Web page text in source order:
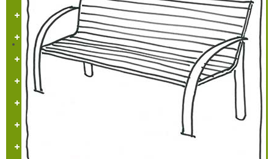
Führungen in der Schloss-Stadt-Hülchrath
Mängelmelder der Stadt GV
Adventsfenster 2025
Arbeitskreissitzung
Veranstaltungskalender
Jugendarbeit
Neues Logo